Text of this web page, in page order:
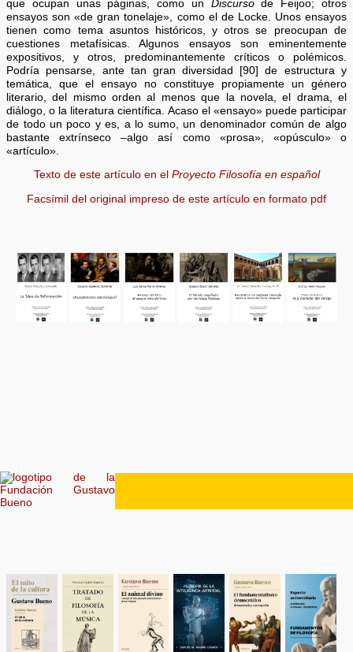
que ocupan unas páginas, como un Discursode Feijoo; otros
ensayos son «de gran tonelaje», como el de Locke. Unos ensayos
tienen como tema asuntos históricos, y otros se preocupan de
cuestiones metafísicas. Algunos ensayos son eminentemente
expositivos, y otros, predominantemente críticos o polémicos.
Podría pensarse, ante tan gran diversidad [90] de estructura y
temática, que el ensayo no constituye propiamente un género
literario, del mismo orden al menos que la novela, el drama, el
diálogo, o la literatura científica. Acaso el «ensayo» puede participar
de todo un poco y es, a lo sumo, un denominador común de algo
bastante extrínseco –algo así como «prosa», «opúsculo» o
«artículo».
Texto de este artículo en el Proyecto Filosofía en español
Facsímil del original impreso de este artículo en formato pdf